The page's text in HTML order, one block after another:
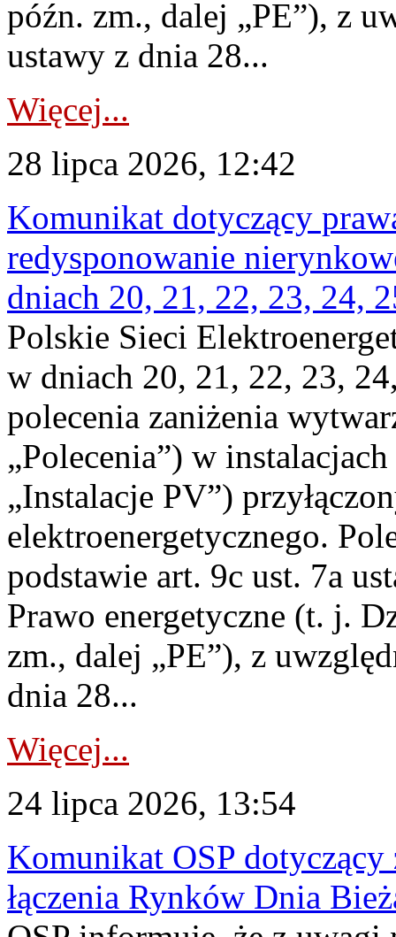
późn. zm., dalej „PE”), z
ustawy z dnia 28...
Więcej...
28 lipca 2026, 12:42
Komunikat dotyczący
redysponowanie
dniach 20, 21, 22, 23, 24,
Polskie Sieci
w dniach 20, 21, 22, 23,
polecenia zaniżenia
„Polecenia”) w
„Instalacje PV”)
elektroenergetycznego.
podstawie art. 9c ust. 7a
Prawo energetyczne (t. j.
zm., dalej „PE”), z
dnia 28...
Więcej...
24 lipca 2026, 13:54
Komunikat OSP dotyczący
łączenia Rynków Dnia